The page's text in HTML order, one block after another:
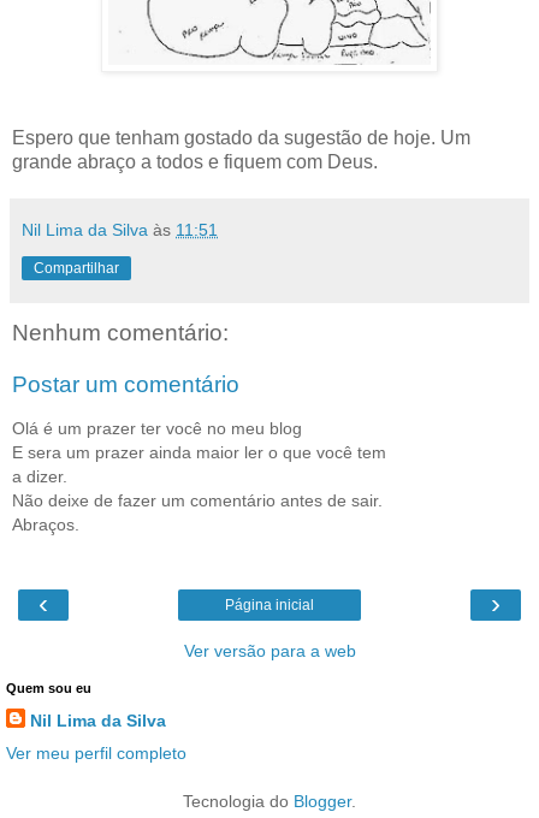
Espero que tenham gostado da sugestão de hoje. Um
grande abraço a todos e fiquem com Deus.
Nil Lima da Silva às 11:51
Compartilhar
Nenhum comentário:
Postar um comentário
Olá é um prazer ter você no meu blog
E sera um prazer ainda maior ler o que você tem
a dizer.
Não deixe de fazer um comentário antes de sair.
Abraços.
‹ ›
Página inicial
Ver versão para a web
Quem sou eu
Nil Lima da Silva
Ver meu perfil completo
Tecnologia do Blogger.